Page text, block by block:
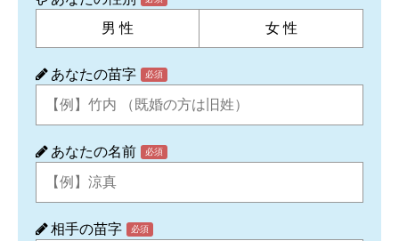
男 性 女 性
あなたの苗字 必須
あなたの名前 必須
相手の苗字 必須